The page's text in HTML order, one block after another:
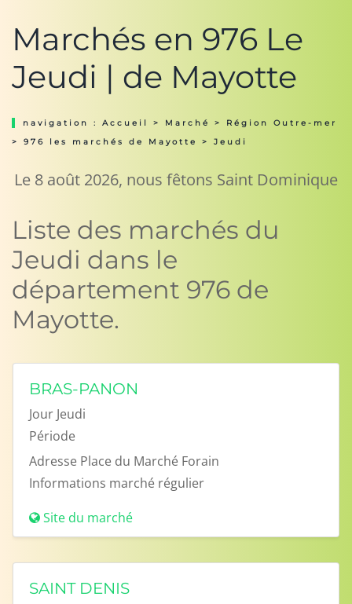
Marchés en 976 Le
Jeudi | de Mayotte
navigation : Accueil > Marché > Région Outre-mer
> 976 les marchés de Mayotte > Jeudi
Le 8 août 2026, nous fêtons Saint Dominique
Liste des marchés du
Jeudi dans le
département 976 de
Mayotte.
BRAS-PANON
Jour Jeudi
Période
Adresse Place du Marché Forain
Informations marché régulier
Site du marché
SAINT DENIS